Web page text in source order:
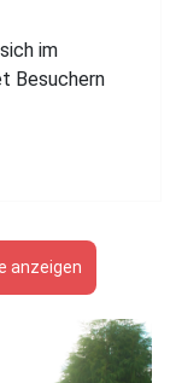
im
Besuchern
anzeigen